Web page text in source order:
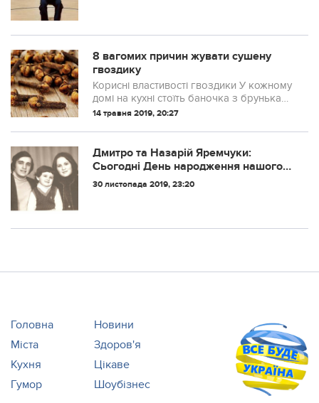
8 вагомих причин жувати сушену
гвоздику
Корисні властивості гвоздики У кожному
домі на кухні стоїть баночка з бруньками
дерева гвоздики. А чи знаємо ми, що ця
фармакопеї Британії? Можливо, варто
п...
14 травня 2019, 20:27
Дмитро та Назарій Яремчуки:
Сьогодні День народження нашого
тата. Цього дня в нашому домі
30 листопада 2019, 23:20
Головна
Новини
Міста
Здоров'я
Кухня
Цікаве
Гумор
Шоубізнес